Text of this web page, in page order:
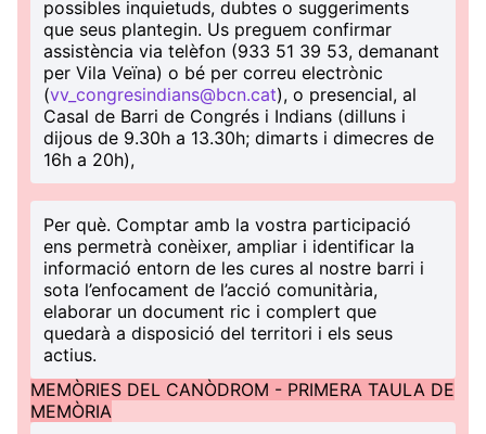
possibles inquietuds, dubtes o suggeriments
que seus plantegin. Us preguem confirmar
assistència via telèfon (933 51 39 53, demanant
per Vila Veïna) o bé per correu electrònic
(vv_congresindians@bcn.cat), o presencial, al
Casal de Barri de Congrés i Indians (dilluns i
dijous de 9.30h a 13.30h; dimarts i dimecres de
16h a 20h),
Per què. Comptar amb la vostra participació
ens permetrà conèixer, ampliar i identificar la
informació entorn de les cures al nostre barri i
sota l’enfocament de l’acció comunitària,
elaborar un document ric i complert que
quedarà a disposició del territori i els seus
actius.
MEMÒRIES DEL CANÒDROM - PRIMERA TAULA DE
MEMÒRIA